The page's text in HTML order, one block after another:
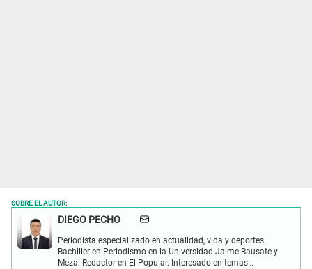
SOBRE EL AUTOR:
DIEGO PECHO
Periodista especializado en actualidad, vida y deportes.
Bachiller en Periodismo en la Universidad Jaime Bausate y
Meza. Redactor en El Popular. Interesado en temas